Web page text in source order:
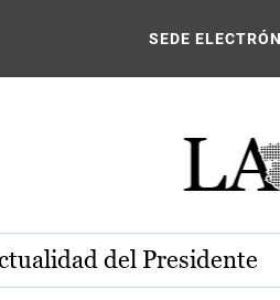
de Castilla-La
SEDE
del Presidente